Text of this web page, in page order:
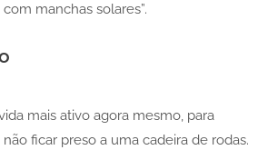
manchas solares”.
mais ativo agora mesmo, para
ficar preso a uma cadeira de rodas.